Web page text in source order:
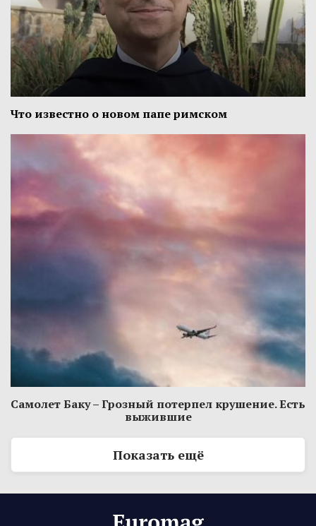
Что известно о новом папе римском
Самолет Баку – Грозный потерпел крушение. Есть
выжившие
Показать ещё